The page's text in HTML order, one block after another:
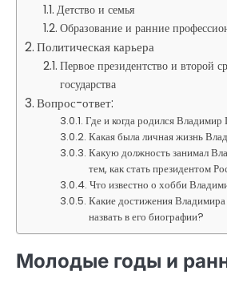
Детство и семья
Образование и ранние
Политическая карьера
Первое президентство и второй
государства
Вопрос-ответ:
Где и когда родился
Какая была личная жизнь
Какую должность занимал
тем, как стать президентом
Что известно о хобби
Какие достижения
назвать в его биографии?
Молодые годы и